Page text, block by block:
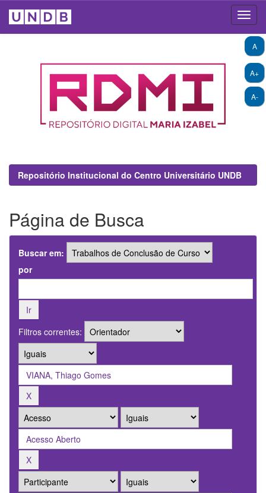
A+
A-
A
Repositório Institucional do Centro Universitário UNDB
Página de Busca
Buscar em:
por
Filtros correntes: